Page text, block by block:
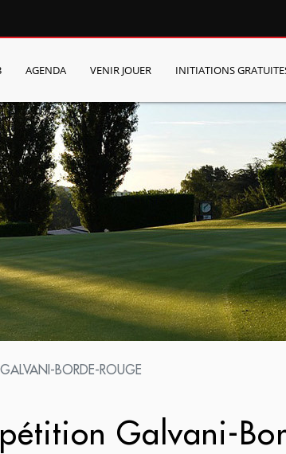
AGENDA VENIR JOUER INITIATIONS
BORDE-ROUGE
Galvani-